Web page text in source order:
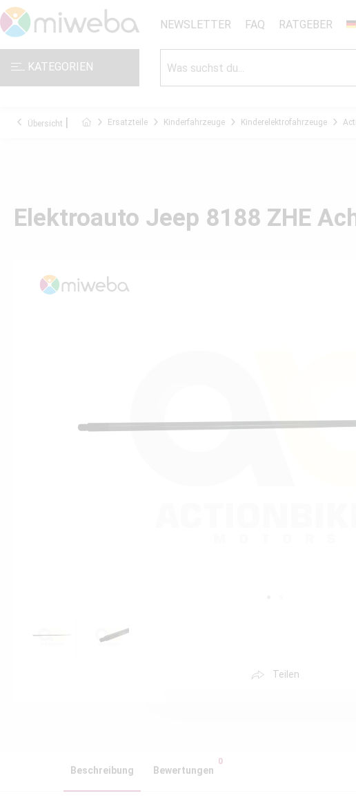
NEWSLETTER FAQ RATGEBER
KATEGORIEN
Übersicht Ersatzteile Kinderfahrzeuge Kinderelektrofahrzeuge
Elektroauto Jeep 8188 ZHE
Teilen
Beschreibung Bewertungen
0